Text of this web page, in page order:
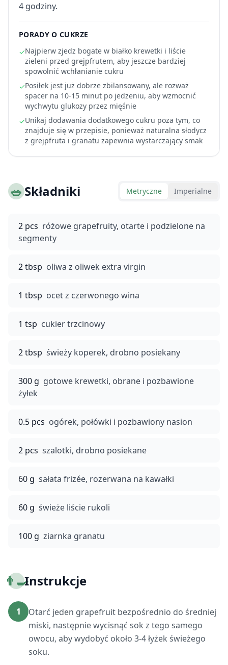
4 godziny.
PORADY O CUKRZE
✓Najpierw zjedz bogate w białko krewetki i liście
zieleni przed grejpfrutem, aby jeszcze bardziej
spowolnić wchłanianie cukru
✓Posiłek jest już dobrze zbilansowany, ale rozważ
spacer na 10-15 minut po jedzeniu, aby wzmocnić
wychwytu glukozy przez mięśnie
✓Unikaj dodawania dodatkowego cukru poza tym, co
znajduje się w przepisie, ponieważ naturalna słodycz
z grejpfruta i granatu zapewnia wystarczający smak
🥗Składniki Metryczne Imperialne
2 pcs różowe grapefruity, otarte i podzielone na
segmenty
2 tbsp oliwa z oliwek extra virgin
1 tbsp ocet z czerwonego wina
1 tsp cukier trzcinowy
2 tbsp świeży koperek, drobno posiekany
300 g gotowe krewetki, obrane i pozbawione
żyłek
0.5 pcs ogórek, połówki i pozbawiony nasion
2 pcs szalotki, drobno posiekane
60 g sałata frizée, rozerwana na kawałki
60 g świeże liście rukoli
100 g ziarnka granatu
👨‍🍳Instrukcje
1
Otarć jeden grapefruit bezpośrednio do średniej
miski, następnie wycisnąć sok z tego samego
owocu, aby wydobyć około 3-4 łyżek świeżego
soku.